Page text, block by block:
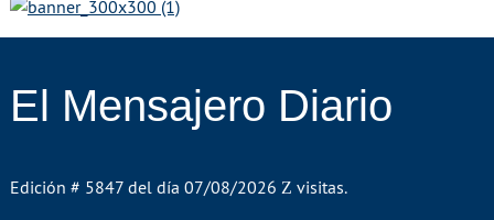
El Mensajero Diario
Edición # 5847 del día 07/08/2026 visitas.